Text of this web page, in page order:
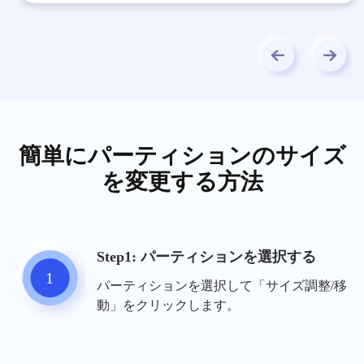
簡単にパーティションのサイズ
を変更する方法
1
Step1: パーティションを選択する
パーティションを選択して「サイズ調整/移
動」をクリックします。